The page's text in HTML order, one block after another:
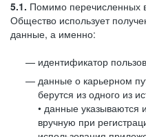
5.1. Помимо перечисленных
Общество использует
данные, а именно:
идентификатор
данные о карьерном
берутся из одного из
• данные указываются
вручную при